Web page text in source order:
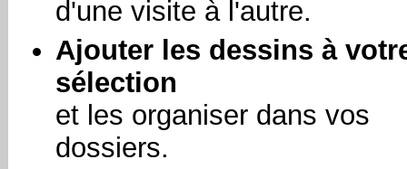
d'une visite à l'autre.
Ajouter les dessins à
sélection
et les organiser dans vos
dossiers.